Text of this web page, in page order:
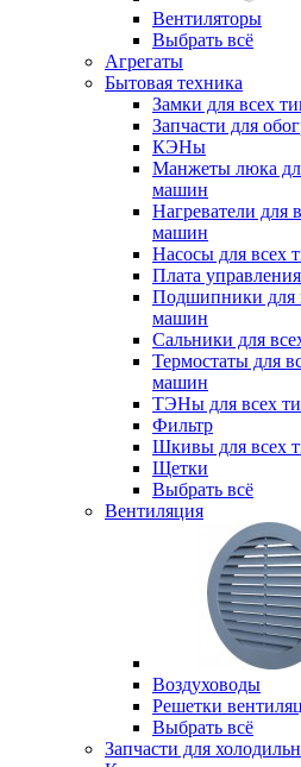
Вентиляторы
Выбрать всё
Агрегаты
Бытовая техника
Замки для всех
Запчасти для
КЭНы
Манжеты люка
машин
Нагреватели для
машин
Насосы для всех
Плата управления
Подшипники для
машин
Сальники для
Термостаты для
машин
ТЭНы для всех
Фильтр
Шкивы для всех
Щетки
Выбрать всё
Вентиляция
Воздуховоды
Решетки
Выбрать всё
Запчасти для